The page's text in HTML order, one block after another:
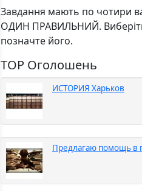
Завдання мають по чотири
ОДИН ПРАВИЛЬНИЙ. Виберіть
позначте його.
TOP Оголошень
ИСТОРИЯ Харьков
Предлагаю помощь в